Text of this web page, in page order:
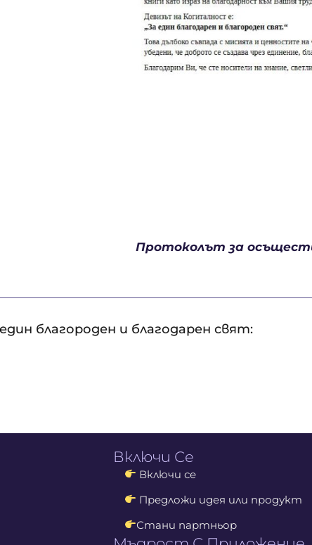
Протоколът за
благороден и благодарен свят:
Включи Се
Включи се
Предложи идея или продукт
Стани партньор